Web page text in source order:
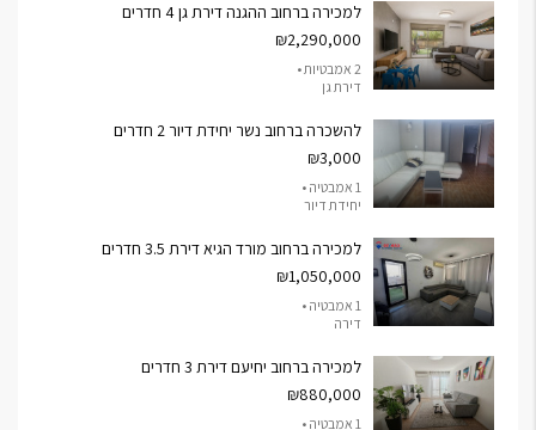
למכירה ברחוב ההגנה דירת גן 4 חדרים
₪2,290,000
2 אמבטיות •
דירת גן
להשכרה ברחוב נשר יחידת דיור 2 חדרים
₪3,000
1 אמבטיה •
יחידת דיור
למכירה ברחוב מורד הגיא דירת 3.5 חדרים
₪1,050,000
1 אמבטיה •
דירה
למכירה ברחוב יחיעם דירת 3 חדרים
₪880,000
1 אמבטיה •